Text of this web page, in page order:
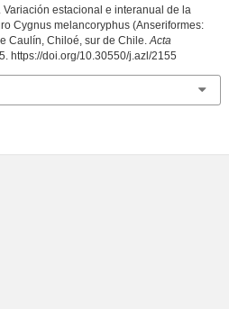
Variación estacional e interanual de la
Cygnus melancoryphus (Anseriformes:
Caulín, Chiloé, sur de Chile.Acta
https://doi.org/10.30550/j.azl/2155